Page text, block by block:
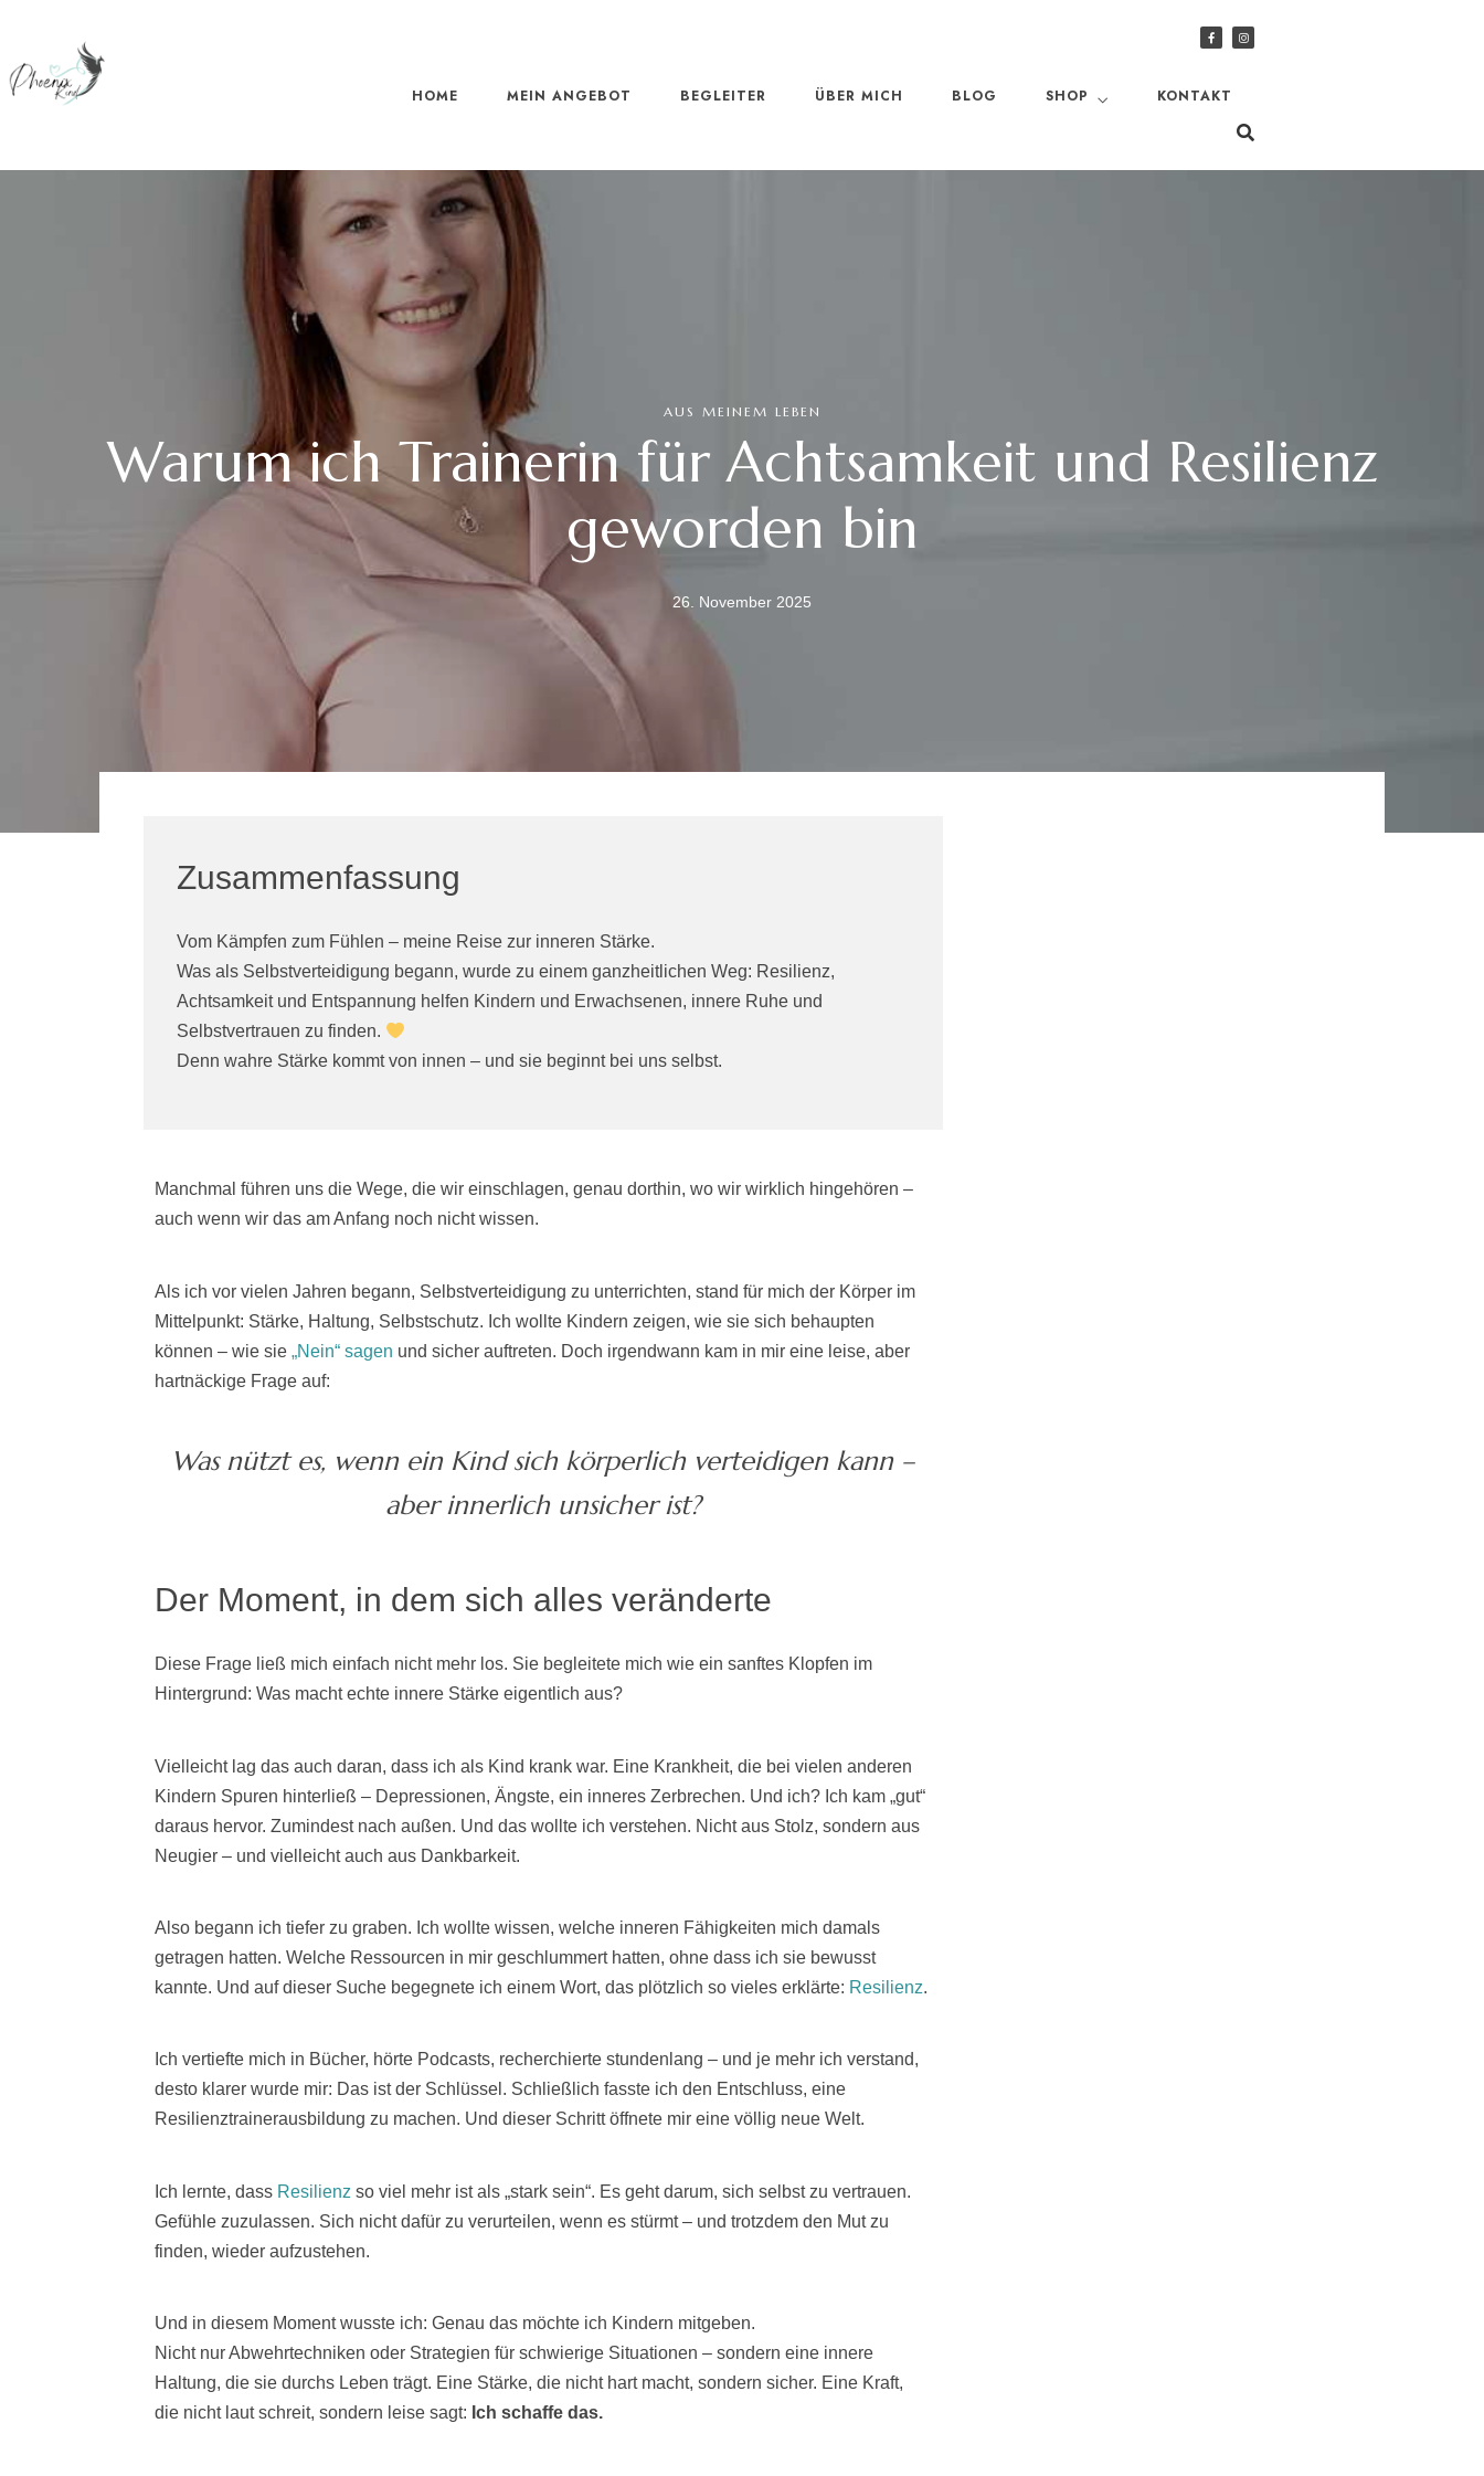
HOME MEIN ANGEBOT BEGLEITER ÜBER MICH BLOG SHOP KONTAKT
AUS MEINEM LEBEN
Warum ich Trainerin für Achtsamkeit und Resilienz
geworden bin
26. November 2025
Zusammenfassung
Vom Kämpfen zum Fühlen – meine Reise zur inneren Stärke.
Was als Selbstverteidigung begann, wurde zu einem ganzheitlichen Weg: Resilienz,
Achtsamkeit und Entspannung helfen Kindern und Erwachsenen, innere Ruhe und
Selbstvertrauen zu finden.
Denn wahre Stärke kommt von innen – und sie beginnt bei uns selbst.
Manchmal führen uns die Wege, die wir einschlagen, genau dorthin, wo wir wirklich hingehören –
auch wenn wir das am Anfang noch nicht wissen.
Als ich vor vielen Jahren begann, Selbstverteidigung zu unterrichten, stand für mich der Körper im
Mittelpunkt: Stärke, Haltung, Selbstschutz. Ich wollte Kindern zeigen, wie sie sich behaupten
können – wie sie „Nein“ sagen und sicher auftreten. Doch irgendwann kam in mir eine leise, aber
hartnäckige Frage auf:
Was nützt es, wenn ein Kind sich körperlich verteidigen kann –
aber innerlich unsicher ist?
Der Moment, in dem sich alles veränderte
Diese Frage ließ mich einfach nicht mehr los. Sie begleitete mich wie ein sanftes Klopfen im
Hintergrund: Was macht echte innere Stärke eigentlich aus?
Vielleicht lag das auch daran, dass ich als Kind krank war. Eine Krankheit, die bei vielen anderen
Kindern Spuren hinterließ – Depressionen, Ängste, ein inneres Zerbrechen. Und ich? Ich kam „gut“
daraus hervor. Zumindest nach außen. Und das wollte ich verstehen. Nicht aus Stolz, sondern aus
Neugier – und vielleicht auch aus Dankbarkeit.
Also begann ich tiefer zu graben. Ich wollte wissen, welche inneren Fähigkeiten mich damals
getragen hatten. Welche Ressourcen in mir geschlummert hatten, ohne dass ich sie bewusst
kannte. Und auf dieser Suche begegnete ich einem Wort, das plötzlich so vieles erklärte: Resilienz.
Ich vertiefte mich in Bücher, hörte Podcasts, recherchierte stundenlang – und je mehr ich verstand,
desto klarer wurde mir: Das ist der Schlüssel. Schließlich fasste ich den Entschluss, eine
Resilienztrainerausbildung zu machen. Und dieser Schritt öffnete mir eine völlig neue Welt.
Ich lernte, dass Resilienz so viel mehr ist als „stark sein“. Es geht darum, sich selbst zu vertrauen.
Gefühle zuzulassen. Sich nicht dafür zu verurteilen, wenn es stürmt – und trotzdem den Mut zu
finden, wieder aufzustehen.
Und in diesem Moment wusste ich: Genau das möchte ich Kindern mitgeben.
Nicht nur Abwehrtechniken oder Strategien für schwierige Situationen – sondern eine innere
Haltung, die sie durchs Leben trägt. Eine Stärke, die nicht hart macht, sondern sicher. Eine Kraft,
die nicht laut schreit, sondern leise sagt: Ich schaffe das.